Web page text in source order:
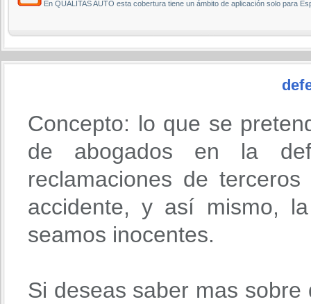
En QUALITAS AUTO esta cobertura tiene un ámbito de aplicación solo para
Concepto: lo que se
de abogados en la
reclamaciones de
accidente, y así mismo,
seamos inocentes.
Si deseas saber mas